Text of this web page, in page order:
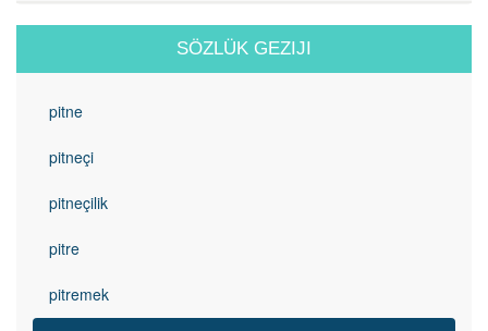
SÖZLÜK GEZIJI
pitne
pitneçi
pitneçilik
pitre
pitremek